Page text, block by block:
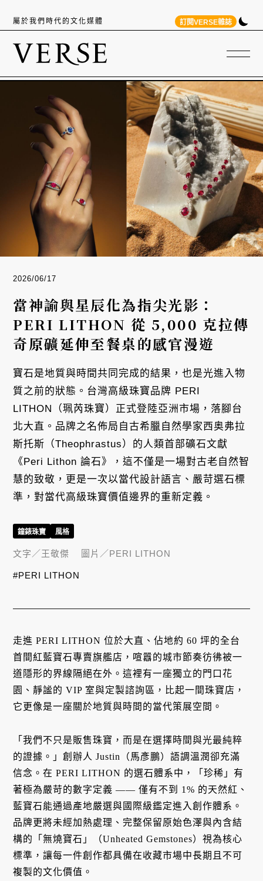
屬於我們時代的文化媒體 訂閱VERSE雜誌
2026/06/17
當神諭與星辰化為指尖光影：
PERI LITHON 從 5,000 克拉傳
奇原礦延伸至餐桌的感官漫遊
寶石是地質與時間共同完成的結果，也是光進入物
質之前的狀態。台灣高級珠寶品牌 PERI
LITHON（珮芮珠寶）正式登陸亞洲市場，落腳台
北大直。品牌之名佈局自古希臘自然學家西奥弗拉
斯托斯（Theophrastus）的人類首部礦石文獻
《Peri Lithon 論石》，這不僅是一場對古老自然智
慧的致敬，更是一次以當代設計語言、嚴苛選石標
準，對當代高級珠寶價值邊界的重新定義。
走進 PERI LITHON 位於大直、佔地約 60 坪的全台
首間紅藍寶石專賣旗艦店，喧囂的城市節奏彷彿被一
道隱形的界線隔絕在外 。這裡有一座獨立的門口花
園、靜謐的 VIP 室與定製諮詢區，比起一間珠寶店，
它更像是一座關於地質與時間的當代策展空間 。
「我們不只是販售珠寶，而是在選擇時間與光最純粹
的證據 。」創辦人 Justin（馬彥鵬）語調溫潤卻充滿
信念 。在 PERI LITHON 的選石體系中，「珍稀」有
著極為嚴苛的數字定義 —— 僅有不到 1% 的天然紅、
藍寶石能通過產地嚴選與國際級鑑定進入創作體系 。
品牌更將未經加熱處理、完整保留原始色澤與內含結
構的「無燒寶石」（Unheated Gemstones）視為核心
標準，讓每一件創作都具備在收藏市場中長期且不可
複製的文化價值 。
鐘錶珠寶 風格
文字／王敬傑 圖片／PERI LITHON
#PERI LITHON